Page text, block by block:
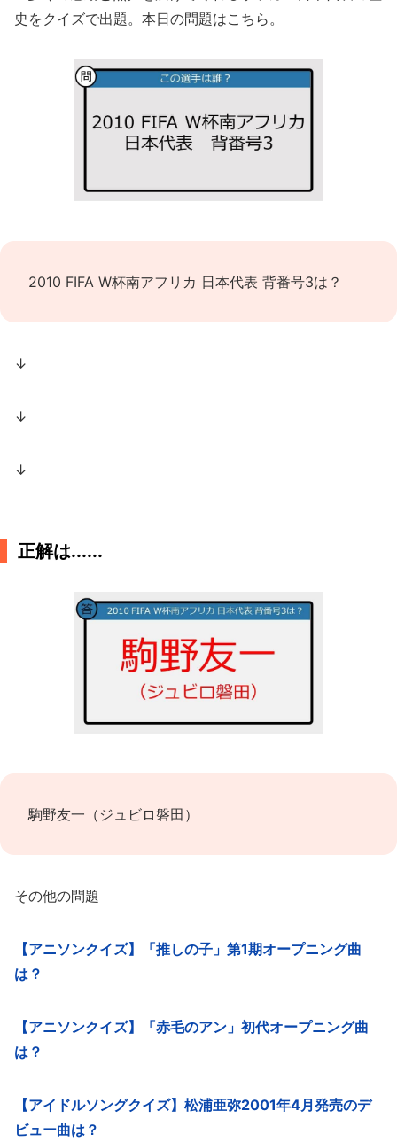
史をクイズで出題。本日の問題はこちら。
2010 FIFA W杯南アフリカ 日本代表 背番号3は？
↓
↓
↓
正解は......
駒野友一（ジュビロ磐田）
その他の問題
【アニソンクイズ】「推しの子」第1期オープニング曲
は？
【アニソンクイズ】「赤毛のアン」初代オープニング曲
は？
【アイドルソングクイズ】松浦亜弥2001年4月発売のデ
ビュー曲は？